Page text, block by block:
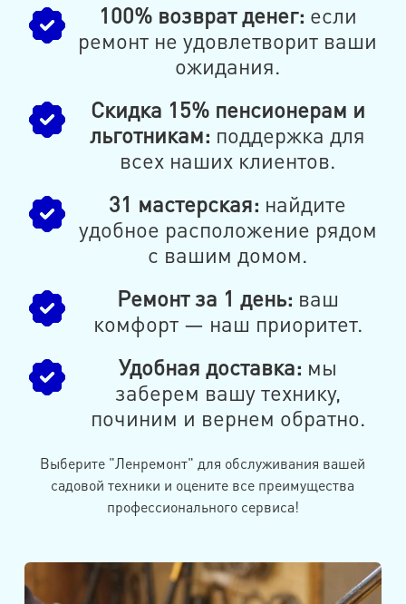
100% возврат денег: если
ремонт не удовлетворит ваши
ожидания.
Скидка 15% пенсионерам и
льготникам: поддержка для
всех наших клиентов.
31 мастерская: найдите
удобное расположение рядом
с вашим домом.
Ремонт за 1 день: ваш
комфорт — наш приоритет.
Удобная доставка: мы
заберем вашу технику,
починим и вернем обратно.
Выберите "Ленремонт" для обслуживания вашей
садовой техники и оцените все преимущества
профессионального сервиса!